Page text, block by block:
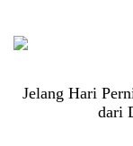
Jelang Hari
dari